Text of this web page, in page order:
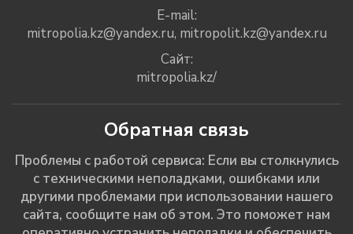
E-mail:
mitropolia.kz@yandex.ru, mitropolit.kz@yandex.ru
Сайт:
mitropolia.kz/
Обратная связь
Проблемы с работой сервиса: Если вы столкнулись
с техническими неполадками, ошибками или
другими проблемами при использовании нашего
сайта, сообщите нам об этом. Это поможет нам